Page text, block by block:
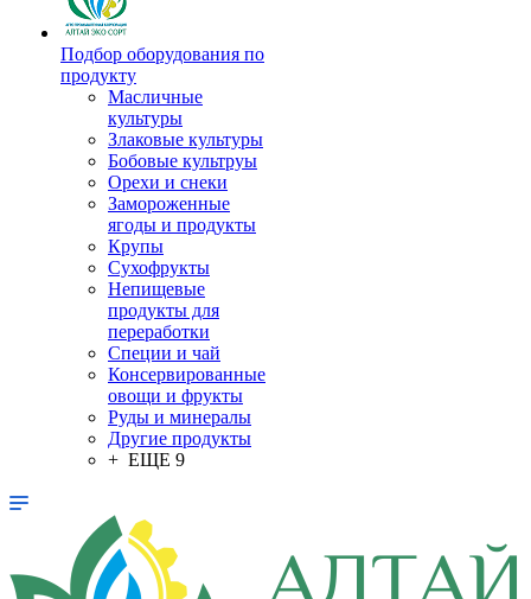
Подбор оборудования по
продукту
Масличные
культуры
Злаковые культуры
Бобовые культруы
Орехи и снеки
Замороженные
ягоды и продукты
Крупы
Сухофрукты
Непищевые
продукты для
переработки
Специи и чай
Консервированные
овощи и фрукты
Руды и минералы
Другие продукты
+ ЕЩЕ 9